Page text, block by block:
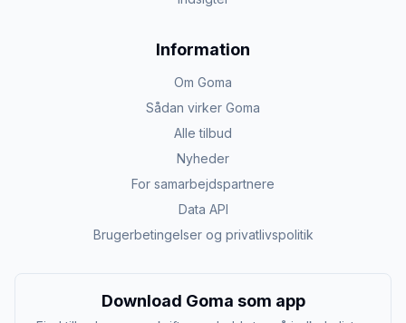
Information
Om Goma
Sådan virker Goma
Alle tilbud
Nyheder
For samarbejdspartnere
Data API
Brugerbetingelser og privatlivspolitik
Download Goma som app